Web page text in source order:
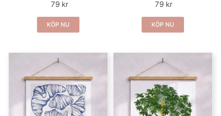
79 kr
KÖP NU
79 kr
KÖP NU